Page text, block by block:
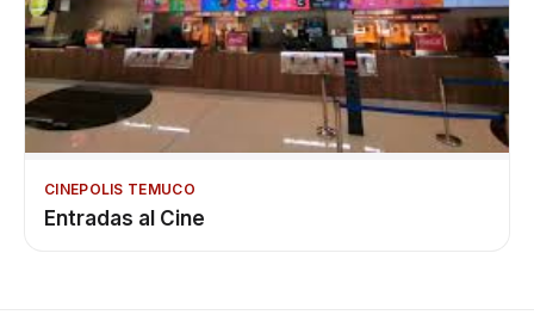
CINEPOLIS TEMUCO
Entradas al Cine